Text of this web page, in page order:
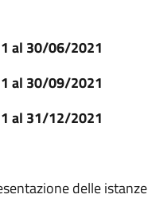
al 30/06/2021
al 30/09/2021
al 31/12/2021
delle istanze